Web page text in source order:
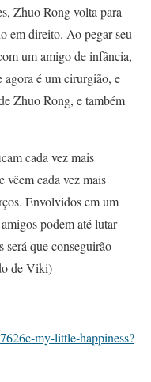
Zhuo Rong volta para
em direito. Ao pegar seu
um amigo de infância,
é um cirurgião, e
Zhuo Rong, e também
cada vez mais
vêem cada vez mais
Envolvidos em um
podem até lutar
será que conseguirão
de Viki)
my-little-happiness?